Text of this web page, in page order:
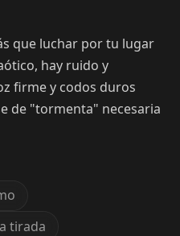
que luchar por tu lugar
hay ruido y
firme y codos duros
de "tormenta" necesaria
tirada